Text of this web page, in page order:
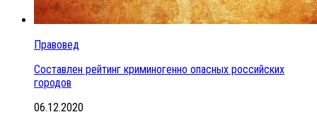
Правовед
Составлен рейтинг криминогенно опасных российских
городов
06.12.2020